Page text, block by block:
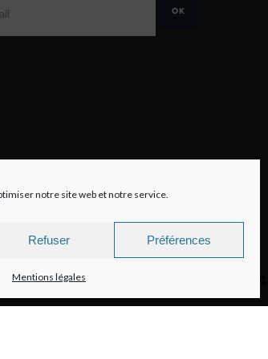
notre site web et notre service.
Refuser Préférences
Mentions légales